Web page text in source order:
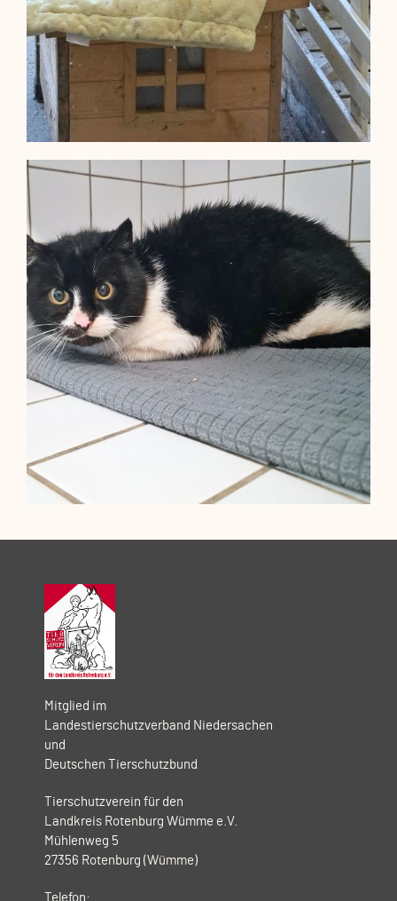
Mitglied im
Landestierschutzverband Niedersachen
und
Deutschen Tierschutzbund
Tierschutzverein für den
Landkreis Rotenburg Wümme e.V.
Mühlenweg 5
27356 Rotenburg (Wümme)
Telefon: